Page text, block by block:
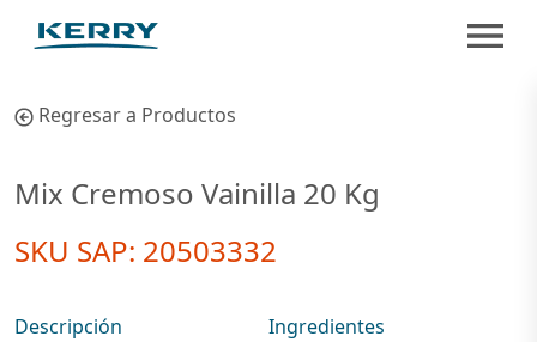
Regresar a Productos
Mix Cremoso Vainilla 20 Kg
SKU SAP: 20503332
Descripción Ingredientes